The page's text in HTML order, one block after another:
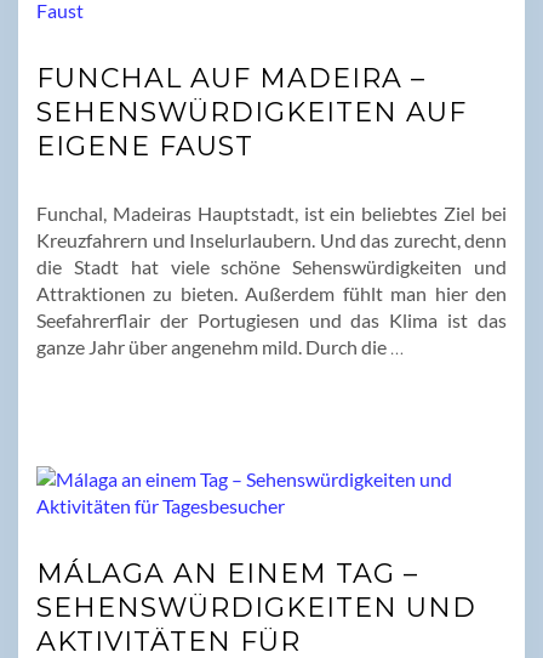
FUNCHAL AUF MADEIRA –
SEHENSWÜRDIGKEITEN AUF
EIGENE FAUST
Funchal, Madeiras Hauptstadt, ist ein beliebtes Ziel bei
Kreuzfahrern und Inselurlaubern. Und das zurecht, denn
die Stadt hat viele schöne Sehenswürdigkeiten und
Attraktionen zu bieten. Außerdem fühlt man hier den
Seefahrerflair der Portugiesen und das Klima ist das
ganze Jahr über angenehm mild. Durch die …
MÁLAGA AN EINEM TAG –
SEHENSWÜRDIGKEITEN UND
AKTIVITÄTEN FÜR